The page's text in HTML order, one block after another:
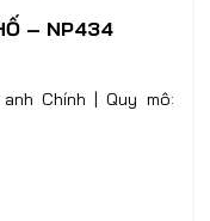
– NP434
| Quy mô: